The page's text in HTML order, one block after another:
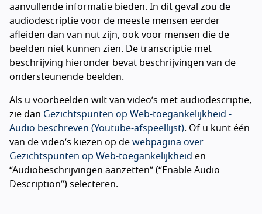
aanvullende informatie bieden. In dit geval zou de
audiodescriptie voor de meeste mensen eerder
afleiden dan van nut zijn, ook voor mensen die de
beelden niet kunnen zien. De transcriptie met
beschrijving hieronder bevat beschrijvingen van de
ondersteunende beelden.
Als u voorbeelden wilt van video’s met audiodescriptie,
zie dan Gezichtspunten op Web-toegankelijkheid -
Audio beschreven (Youtube-afspeellijst). Of u kunt één
van de video’s kiezen op de webpagina over
Gezichtspunten op Web-toegankelijkheid en
“Audiobeschrijvingen aanzetten” (“Enable Audio
Description”) selecteren.